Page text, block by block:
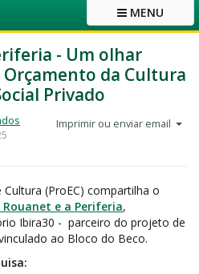
MENU
- Um olhar
da Cultura
Privado
Imprimir ou enviar email
(ProEC) compartilha o
Rouanet e a Periferia,
Ibira30 - parceiro do projeto de
ao Bloco do Beco.